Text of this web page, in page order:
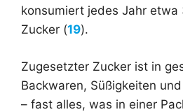
konsumiert jedes Jahr etwa
Zucker (19).
Zugesetzter Zucker ist in
Backwaren, Süßigkeiten
– fast alles, was in einer